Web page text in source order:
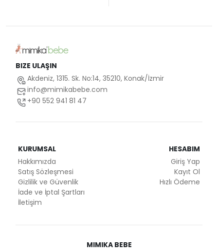
BIZE ULAŞIN
Akdeniz, 1315. Sk. No:14, 35210, Konak/İzmir
info@mimikabebe.com
+90 552 941 81 47
KURUMSAL
Hakkımızda
Satış Sözleşmesi
Gizlilik ve Güvenlik
İade ve İptal Şartları
İletişim
HESABIM
Giriş Yap
Kayıt Ol
Hızlı Ödeme
MIMIKA BEBE